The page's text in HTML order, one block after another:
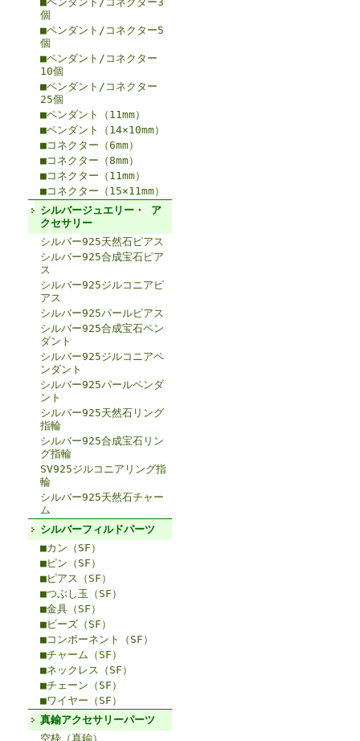
個
■ペンダント/コネクター5
個
■ペンダント/コネクター
10個
■ペンダント/コネクター
25個
■ペンダント（11mm）
■ペンダント（14×10mm）
■コネクター（6mm）
■コネクター（8mm）
■コネクター（11mm）
■コネクター（15×11mm）
シルバージュエリー・ ア
クセサリー
シルバー925天然石ピアス
シルバー925合成宝石ピア
ス
シルバー925ジルコニアピ
アス
シルバー925パールピアス
シルバー925合成宝石ペン
ダント
シルバー925ジルコニアペ
ンダント
シルバー925パールペンダ
ント
シルバー925天然石リング
指輪
シルバー925合成宝石リン
グ指輪
SV925ジルコニアリング指
輪
シルバー925天然石チャー
ム
シルバーフィルドパーツ
■カン（SF）
■ピン（SF）
■ピアス（SF）
■つぶし玉（SF）
■金具（SF）
■ビーズ（SF）
■コンポーネント（SF）
■チャーム（SF）
■ネックレス（SF）
■チェーン（SF）
■ワイヤー（SF）
真鍮アクセサリーパーツ
空枠（真鍮）